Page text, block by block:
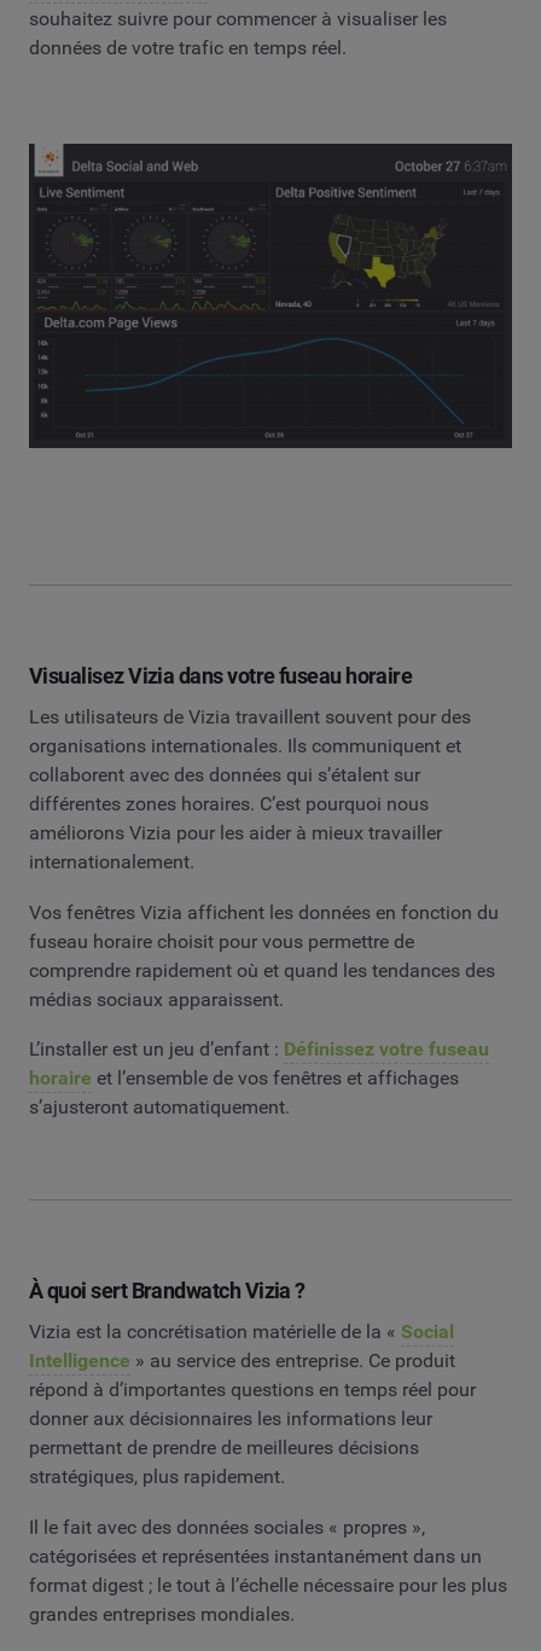
souhaitez suivre pour commencer à visualiser les
données de votre trafic en temps réel.
Visualisez Vizia dans votre fuseau horaire
Les utilisateurs de Vizia travaillent souvent pour des
organisations internationales. Ils communiquent et
collaborent avec des données qui s’étalent sur
différentes zones horaires. C’est pourquoi nous
améliorons Vizia pour les aider à mieux travailler
internationalement.
Vos fenêtres Vizia affichent les données en fonction du
fuseau horaire choisit pour vous permettre de
comprendre rapidement où et quand les tendances des
médias sociaux apparaissent.
L’installer est un jeu d’enfant : Définissez votre fuseau
horaire et l’ensemble de vos fenêtres et affichages
s’ajusteront automatiquement.
À quoi sert Brandwatch Vizia ?
Vizia est la concrétisation matérielle de la « Social
Intelligence » au service des entreprise. Ce produit
répond à d’importantes questions en temps réel pour
donner aux décisionnaires les informations leur
permettant de prendre de meilleures décisions
stratégiques, plus rapidement.
Il le fait avec des données sociales « propres »,
catégorisées et représentées instantanément dans un
format digest ; le tout à l’échelle nécessaire pour les plus
grandes entreprises mondiales.